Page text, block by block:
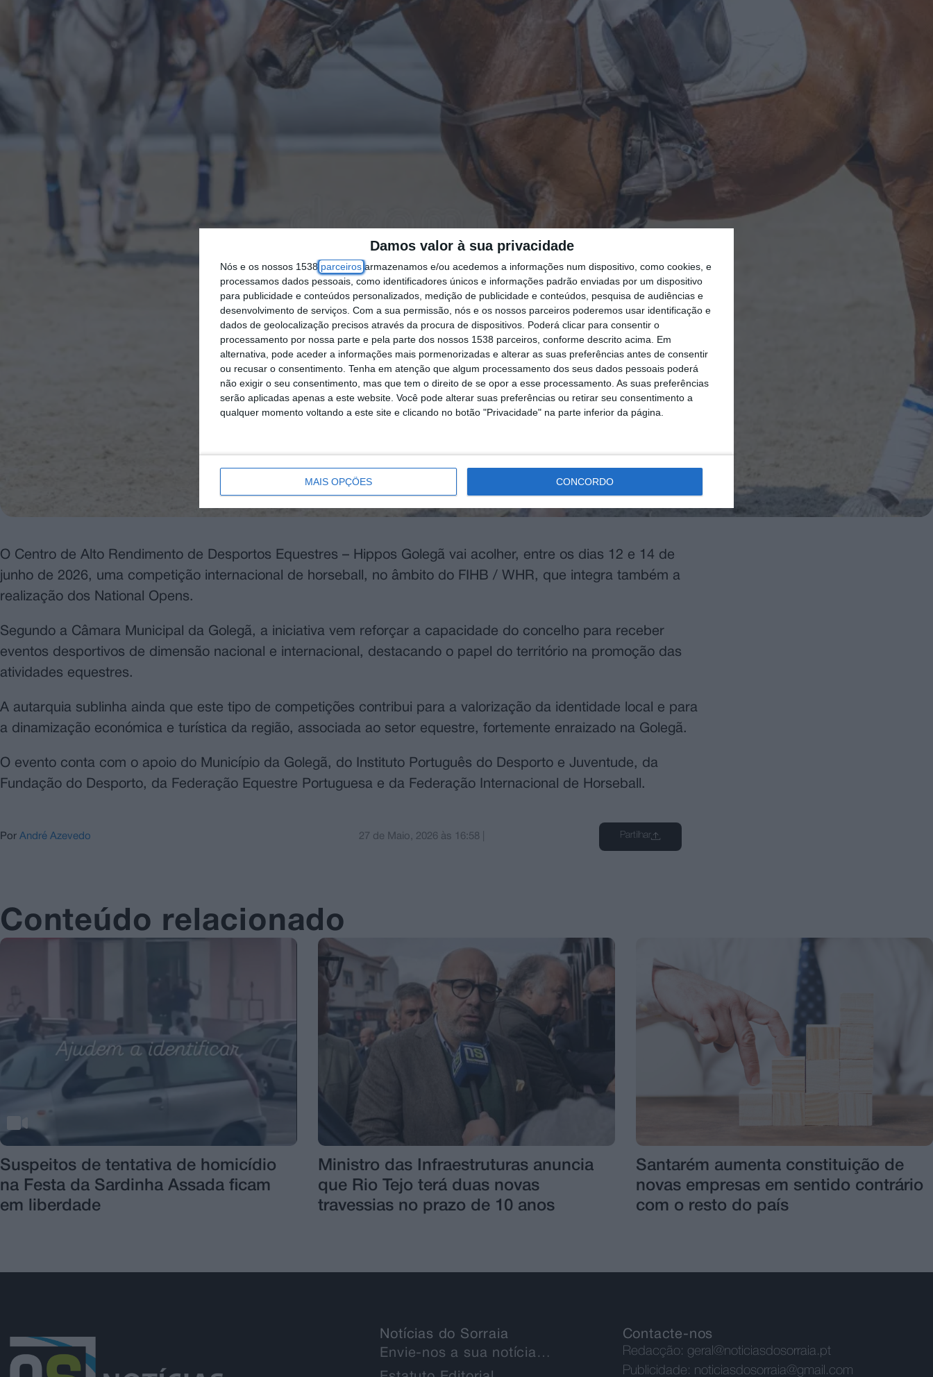
Damos valor à sua privacidade
Nós e os nossos 1538 parceiros armazenamos e/ou acedemos a informações num dispositivo, como cookies, e
processamos dados pessoais, como identificadores únicos e informações padrão enviadas por um dispositivo
para publicidade e conteúdos personalizados, medição de publicidade e conteúdos, pesquisa de audiências e
desenvolvimento de serviços. Com a sua permissão, nós e os nossos parceiros poderemos usar identificação e
dados de geolocalização precisos através da procura de dispositivos. Poderá clicar para consentir o
processamento por nossa parte e pela parte dos nossos 1538 parceiros, conforme descrito acima. Em
alternativa, pode aceder a informações mais pormenorizadas e alterar as suas preferências antes de consentir
ou recusar o consentimento. Tenha em atenção que algum processamento dos seus dados pessoais poderá
não exigir o seu consentimento, mas que tem o direito de se opor a esse processamento. As suas preferências
serão aplicadas apenas a este website. Você pode alterar suas preferências ou retirar seu consentimento a
qualquer momento voltando a este site e clicando no botão "Privacidade" na parte inferior da página.
MAIS OPÇÕES CONCORDO
O Centro de Alto Rendimento de Desportos Equestres – Hippos Golegã vai acolher, entre os dias 12 e 14 de
junho de 2026, uma competição internacional de horseball, no âmbito do FIHB / WHR, que integra também a
realização dos National Opens.
Segundo a Câmara Municipal da Golegã, a iniciativa vem reforçar a capacidade do concelho para receber
eventos desportivos de dimensão nacional e internacional, destacando o papel do território na promoção das
atividades equestres.
A autarquia sublinha ainda que este tipo de competições contribui para a valorização da identidade local e para
a dinamização económica e turística da região, associada ao setor equestre, fortemente enraizado na Golegã.
O evento conta com o apoio do Município da Golegã, do Instituto Português do Desporto e Juventude, da
Fundação do Desporto, da Federação Equestre Portuguesa e da Federação Internacional de Horseball.
Por André Azevedo 27 de Maio, 2026às 16:58 Partilhar
Conteúdo relacionado
Suspeitos de tentativa de homicídio
na Festa da Sardinha Assada ficam
em liberdade
Ministro das Infraestruturas anuncia
que Rio Tejo terá duas novas
travessias no prazo de 10 anos
Santarém aumenta constituição de
novas empresas em sentido contrário
com o resto do país
Notícias do Sorraia
Envie-nos a sua notícia…
Contacte-nos
Redacção: geral@noticiasdosorraia.pt
Publicidade: noticiasdosorraia@gmail.com